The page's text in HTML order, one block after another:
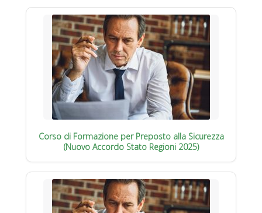
Corso di Formazione per Preposto alla Sicurezza
(Nuovo Accordo Stato Regioni 2025)